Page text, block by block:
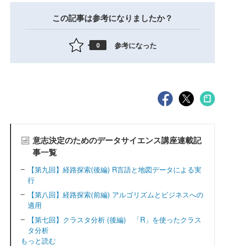
この記事は参考になりましたか？
0 参考になった
意志決定のためのデータサイエンス講座連載記
事一覧
【第九回】経路探索(後編) R言語と地図データによる実
行
【第八回】経路探索(前編) アルゴリズムとビジネスへの
適用
【第七回】クラスタ分析 (後編) 「R」を使ったクラス
タ分析
もっと読む